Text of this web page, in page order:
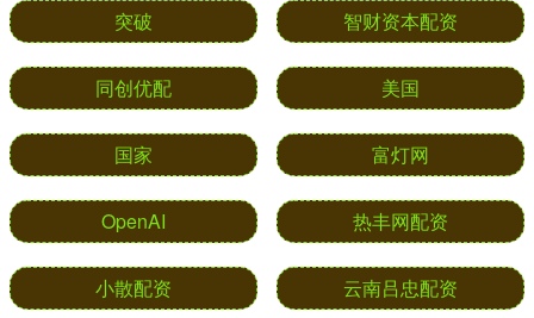
突破 智财资本配资
同创优配 美国
国家 富灯网
OpenAI 热丰网配资
小散配资 云南吕忠配资